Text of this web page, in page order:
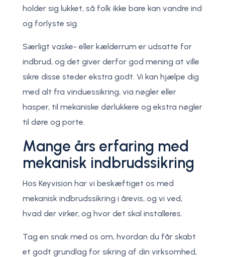
holder sig lukket, så folk ikke bare kan vandre ind
og forlyste sig.
Særligt vaske- eller kælderrum er udsatte for
indbrud, og det giver derfor god mening at ville
sikre disse steder ekstra godt. Vi kan hjælpe dig
med alt fra vinduessikring, via nøgler eller
hasper, til mekaniske dørlukkere og ekstra nøgler
til døre og porte.
Mange års erfaring med
mekanisk indbrudssikring
Hos Keyvision har vi beskæftiget os med
mekanisk indbrudssikring i årevis, og vi ved,
hvad der virker, og hvor det skal installeres.
Tag en snak med os om, hvordan du får skabt
et godt grundlag for sikring af din virksomhed,